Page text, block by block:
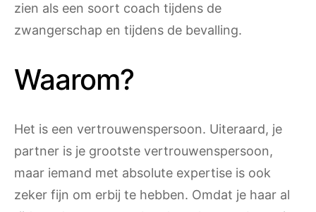
zien als een soort coach tijdens de
zwangerschap en tijdens de bevalling.
Waarom?
Het is een vertrouwenspersoon. Uiteraard, je
partner is je grootste vertrouwenspersoon,
maar iemand met absolute expertise is ook
zeker fijn om erbij te hebben. Omdat je haar al